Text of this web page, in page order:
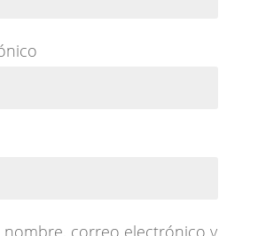
nombre, correo electrónico y